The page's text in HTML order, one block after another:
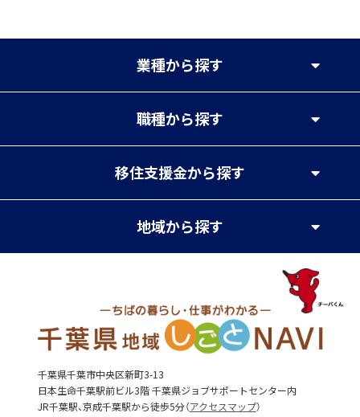
業種から探す
職種から探す
移住支援金から探す
地域から探す
千葉県千葉市中央区新町3-13
日本生命千葉駅前ビル3階 千葉県ジョブサポートセンター内
JR千葉駅、京成千葉駅から徒歩5分（アクセスマップ）